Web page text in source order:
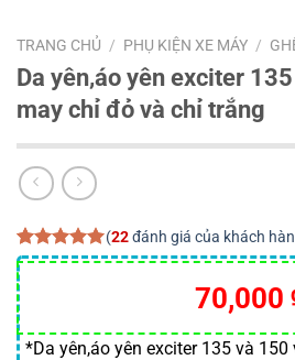
TRANG CHỦ / PHỤ KIỆN XE MÁY /
Da yên,áo yên exciter
may chỉ đỏ và chỉ trắng
5.00trên 5
dựa trên
22
đánh giá
(22đánh giá của khách
70,000
*Da yên,áo yên exciter 135 và